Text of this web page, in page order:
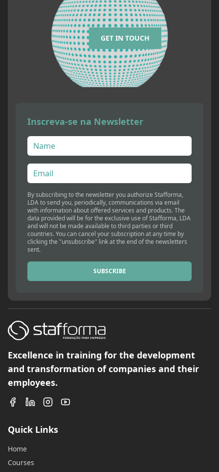
GET IN TOUCH
Inscreva-se na Newsletter
By subscribing to the newsletter you authorize Stafforma,
LDA to send you, periodically, communications via email
with information about offered services and products. The
data provided will be for the exclusive use of Stafforma, LDA
and will not be made available to third parties or third
countries. You can cancel your subscription at any time by
clicking the "unsubscribe" link at the end of the newsletters
sent.
SUBSCRIBE
Excellence in training for the development
and transformation of companies and their
employees.
Quick Links
Home
Courses